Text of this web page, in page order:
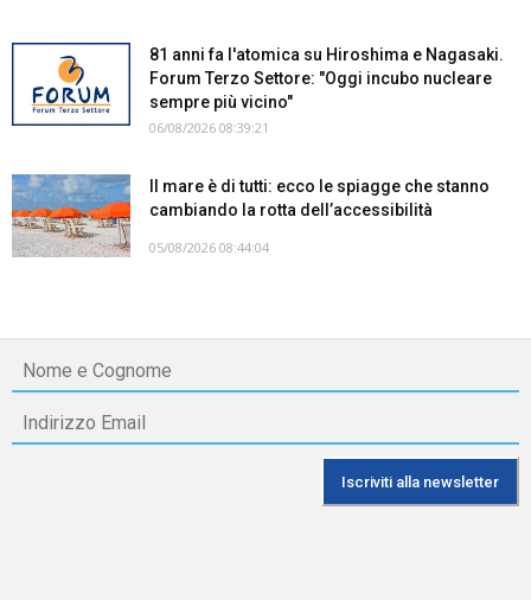
81 anni fa l'atomica su Hiroshima e Nagasaki.
Forum Terzo Settore: "Oggi incubo nucleare
sempre più vicino"
06/08/2026 08:39:21
Il mare è di tutti: ecco le spiagge che stanno
cambiando la rotta dell’accessibilità
05/08/2026 08:44:04